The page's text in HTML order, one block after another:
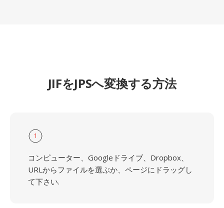
JIFをJPSへ変換する方法
1
コンピューター、Googleドライブ、Dropbox、
URLからファイルを選ぶか、ページにドラッグし
て下さい.